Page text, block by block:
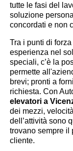
tutte le fasi del
soluzione
concordati e non
Tra i punti di
esperienza nel
speciali, c’è la
permette
brevi; pronti a
richiesta. Con
elevatori a
dei mezzi,
dell’attività sono
trovano sempre il
cliente.